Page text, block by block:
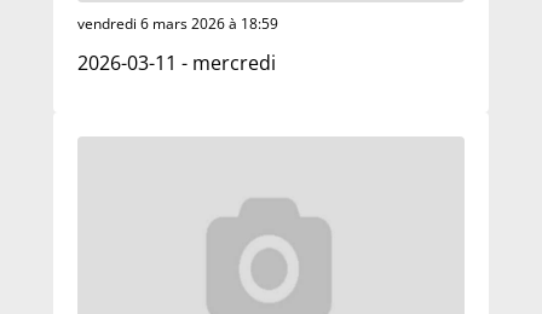
vendredi 6 mars 2026 à 18:59
2026-03-11 - mercredi